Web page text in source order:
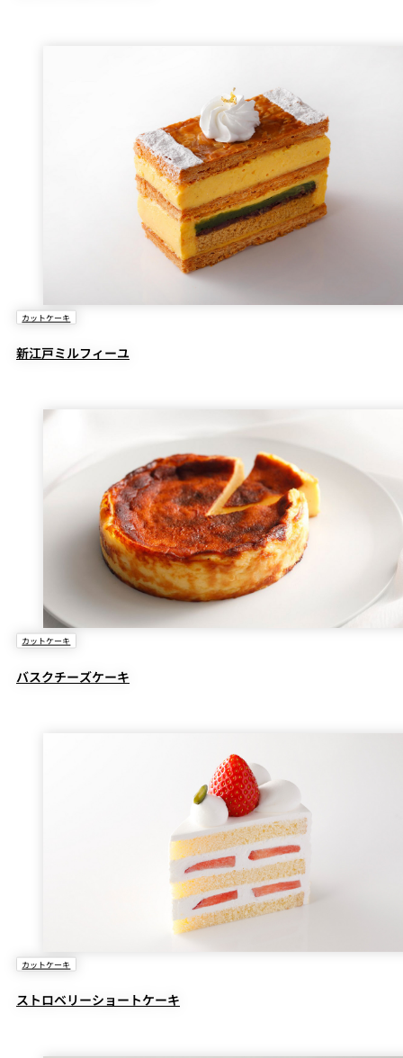
カットケーキ
新江戸ミルフィーユ
カットケーキ
バスクチーズケーキ
カットケーキ
ストロベリーショートケーキ